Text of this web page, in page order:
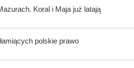
Koral i Maja już latają
polskie prawo